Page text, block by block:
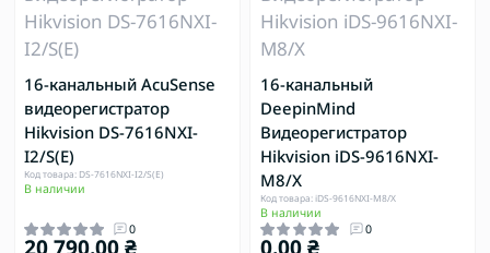
16-канальный AcuSense
видеорегистратор
Hikvision DS-7616NXI-
I2/S(E)
Код товара: DS-7616NXI-I2/S(E)
В наличии
0
20 790.00 ₴
16-канальный
DeepinMind
Видеорегистратор
Hikvision iDS-9616NXI-
M8/X
Код товара: iDS-9616NXI-M8/X
В наличии
0
0.00 ₴